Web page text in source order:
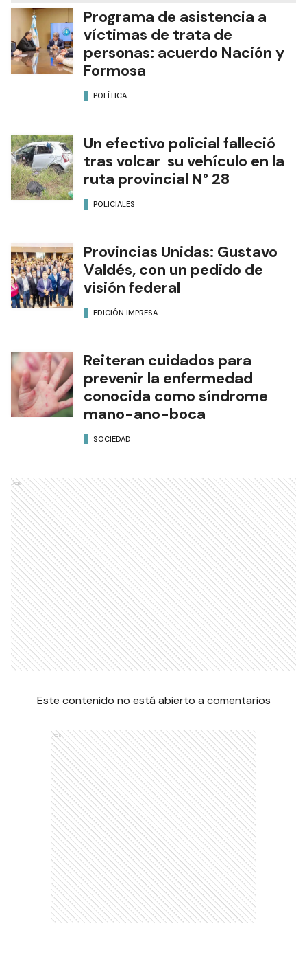
Programa de asistencia a
víctimas de trata de
personas: acuerdo Nación y
Formosa
POLÍTICA
Un efectivo policial falleció
tras volcar su vehículo en la
ruta provincial N° 28
POLICIALES
Provincias Unidas: Gustavo
Valdés, con un pedido de
visión federal
EDICIÓN IMPRESA
Reiteran cuidados para
prevenir la enfermedad
conocida como síndrome
mano-ano-boca
SOCIEDAD
Ads
Este contenido no está abierto a comentarios
Ads